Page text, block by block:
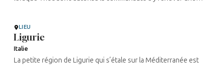
LIEU
Ligurie
Italie
La petite région de Ligurie qui s’étale sur la Méditerranée est